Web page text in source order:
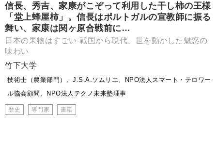
信長、秀吉、家康がこぞって利用した干し柿の王様
「堂上蜂屋柿」。信長はポルトガルの宣教師に振る
舞い、家康は関ヶ原合戦前に…
日本の果物はすごい-戦国から現代、世を動かした魅惑の
味わい
竹下大学
技術士（農業部門）、J.S.A.ソムリエ、NPO法人スマート・テロワー
ル協会顧問、NPO法人テクノ未来塾理事
歴史 専門家 書籍